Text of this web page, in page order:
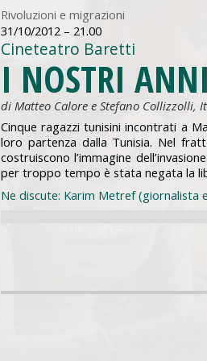
Rivoluzioni e migrazioni
31/10/2012 – 21.00
Cineteatro Baretti
I NOSTRI
di Matteo Calore e Stefano Collizzolli,
Cinque ragazzi tunisini incontrati a
loro partenza dalla Tunisia. Nel
costruiscono l’immagine
per troppo tempo è stata negata la
Ne discute: Karim Metref (giornalista